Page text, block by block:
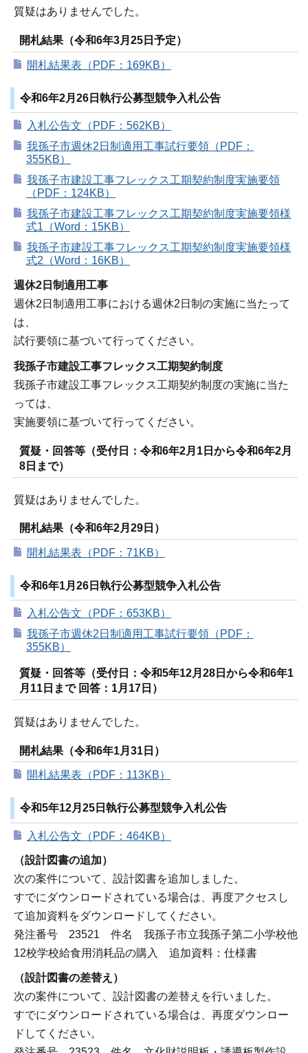
質疑はありませんでした。
開札結果（令和6年3月25日予定）
開札結果表（PDF：169KB）
令和6年2月26日執行公募型競争入札公告
入札公告文（PDF：562KB）
我孫子市週休2日制適用工事試行要領（PDF：
355KB）
我孫子市建設工事フレックス工期契約制度実施要領
（PDF：124KB）
我孫子市建設工事フレックス工期契約制度実施要領様
式1（Word：15KB）
我孫子市建設工事フレックス工期契約制度実施要領様
式2（Word：16KB）
週休2日制適用工事
週休2日制適用工事における週休2日制の実施に当たって
は、
試行要領に基づいて行ってください。
我孫子市建設工事フレックス工期契約制度
我孫子市建設工事フレックス工期契約制度の実施に当た
っては、
実施要領に基づいて行ってください。
質疑・回答等（受付日：令和6年2月1日から令和6年2月
8日まで）
質疑はありませんでした。
開札結果（令和6年2月29日）
開札結果表（PDF：71KB）
令和6年1月26日執行公募型競争入札公告
入札公告文（PDF：653KB）
我孫子市週休2日制適用工事試行要領（PDF：
355KB）
質疑・回答等（受付日：令和5年12月28日から令和6年1
月11日まで 回答：1月17日）
質疑はありませんでした。
開札結果（令和6年1月31日）
開札結果表（PDF：113KB）
令和5年12月25日執行公募型競争入札公告
入札公告文（PDF：464KB）
（設計図書の追加）
次の案件について、設計図書を追加しました。
すでにダウンロードされている場合は、再度アクセスし
て追加資料をダウンロードしてください。
発注番号 23521 件名 我孫子市立我孫子第二小学校他
12校学校給食用消耗品の購入 追加資料：仕様書
（設計図書の差替え）
次の案件について、設計図書の差替えを行いました。
すでにダウンロードされている場合は、再度ダウンロー
ドしてください。